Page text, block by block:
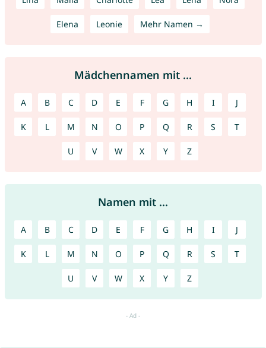
Elena Leonie Mehr Namen →
Mädchennamen mit ...
A B C D E F G H I J
K L M N O P Q R S T
U V W X Y Z
Namen mit ...
A B C D E F G H I J
K L M N O P Q R S T
U V W X Y Z